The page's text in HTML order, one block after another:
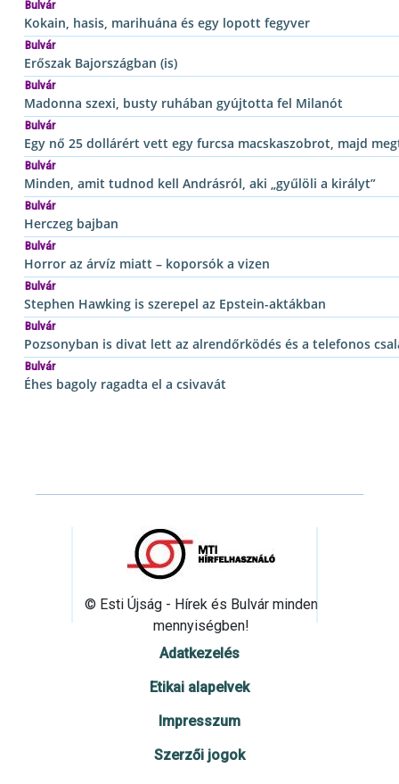
Bulvár
Kokain, hasis, marihuána és egy lopott fegyver
Bulvár
Erőszak Bajországban (is)
Bulvár
Madonna szexi, busty ruhában gyújtotta fel Milanót
Bulvár
Egy nő 25 dollárért vett egy furcsa macskaszobrot, majd
Bulvár
Minden, amit tudnod kell Andrásról, aki „gyűlöli a királyt”
Bulvár
Herczeg bajban
Bulvár
Horror az árvíz miatt – koporsók a vizen
Bulvár
Stephen Hawking is szerepel az Epstein-aktákban
Bulvár
Pozsonyban is divat lett az alrendőrködés és a telefonos
Bulvár
Éhes bagoly ragadta el a csivavát
© Esti Újság - Hírek és Bulvár minden
mennyiségben!
Adatkezelés
Etikai alapelvek
Impresszum
Szerzői jogok